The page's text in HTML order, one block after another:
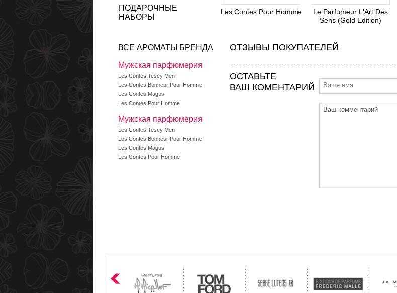
Les Contes Pour Homme
Le Parfumeur L'Art Des
Sens (Gold Edition)
ОТЗЫВЫ ПОКУПАТЕЛЕЙ
ОСТАВЬТЕ
ВАШ КОМЕНТАРИЙ
ПОДАРОЧНЫЕ
НАБОРЫ
ВСЕ АРОМАТЫ БРЕНДА
Мужская парфюмерия
Les Contes Tesey Men
Les Contes Bonheur Pour Homme
Les Contes Magus
Les Contes Pour Homme
Мужская парфюмерия
Les Contes Tesey Men
Les Contes Bonheur Pour Homme
Les Contes Magus
Les Contes Pour Homme